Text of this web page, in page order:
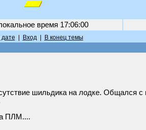
время 17:06:00
дате Вход|
В конец темы
шильдика на лодке. Общался с
ПЛМ....